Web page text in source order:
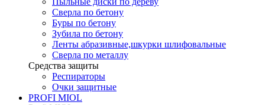
Сверла по бетону
Буры по бетону
Зубила по бетону
Ленты абразивные,шкурки шлифовальные
Сверла по металлу
Средства защиты
Респираторы
Очки защитные
PROFI MIOL